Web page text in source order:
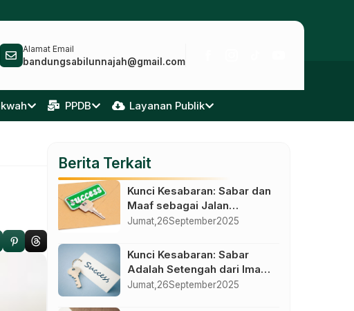
Alamat Email
bandungsabilunnajah@gmail.com
PPDB Layanan Publik
Berita Terkait
Kunci Kesabaran: Sabar dan
Maaf sebagai Jalan
Kemuliaan Sejati
Jumat, 26September2025
Kunci Kesabaran: Sabar
Adalah Setengah dari Iman
dan Kemenangan dalam
Jumat, 26September2025